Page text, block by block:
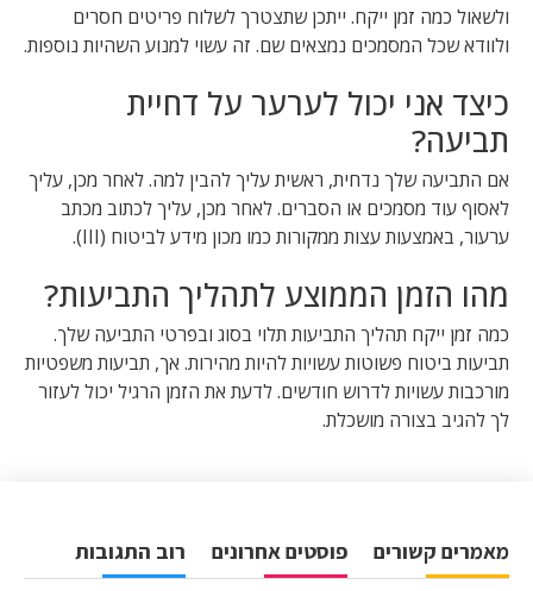
ולשאול כמה זמן ייקח. ייתכן שתצטרך לשלוח פריטים חסרים
ולוודא שכל המסמכים נמצאים שם. זה עשוי למנוע השהיות נוספות.
כיצד אני יכול לערער על דחיית
תביעה?
אם התביעה שלך נדחית, ראשית עליך להבין למה. לאחר מכן, עליך
לאסוף עוד מסמכים או הסברים. לאחר מכן, עליך לכתוב מכתב
ערעור, באמצעות עצות ממקורות כמו מכון מידע לביטוח (III).
מהו הזמן הממוצע לתהליך התביעות?
כמה זמן ייקח תהליך התביעות תלוי בסוג ובפרטי התביעה שלך.
תביעות ביטוח פשוטות עשויות להיות מהירות. אך, תביעות משפטיות
מורכבות עשויות לדרוש חודשים. לדעת את הזמן הרגיל יכול לעזור
לך להגיב בצורה מושכלת.
מאמרים קשורים פוסטים אחרונים רוב התגובות